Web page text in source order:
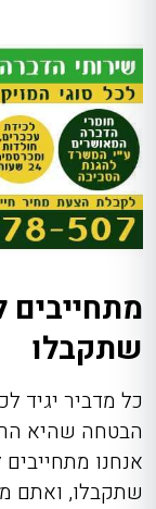
מתחייבים
שתקבלו
כל מדביר יגיד
הבטחה שהיא
אנחנו
שתקבלו, ואתם